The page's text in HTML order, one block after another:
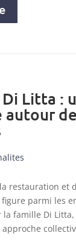
Litta :
restauration et
parmi les
la famille Di